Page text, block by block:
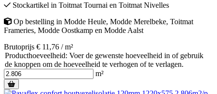
Stockartikel in Toitmat Tournai en Toitmat Nivelles
Op bestelling in Modde Heule, Modde Merelbeke, Toitmat
Frameries, Modde Oostkamp en Modde Aalst
Brutoprijs € 11,76 / m²
Producthoeveelheid: Voer de gewenste hoeveelheid in of gebruik
de knoppen om de hoeveelheid te verhogen of te verlagen.
m²